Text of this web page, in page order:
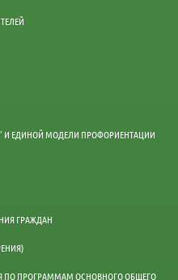
И ЕДИНОЙ МОДЕЛИ ПРОФОРИЕНТАЦИИ
ГРАЖДАН
ПО ПРОГРАММАМ ОСНОВНОГО ОБЩЕГО